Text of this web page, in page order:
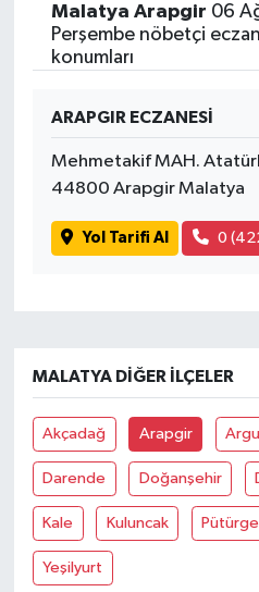
Malatya Arapgir 06
Perşembe nöbetçi
konumları
ARAPGIR ECZANESİ
Mehmetakif MAH.
44800 Arapgir Malatya
Yol Tarifi Al 0
MALATYA DIĞER İLÇELER
Akçadağ Arapgir
Darende Doğanşehir
Kale Kuluncak Pütürge
Yeşilyurt